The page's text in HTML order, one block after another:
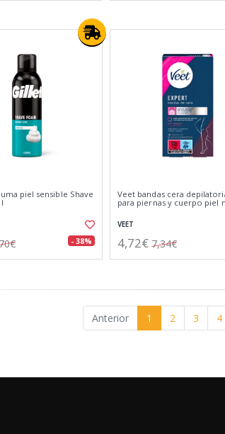
piel sensible Shave
- 38%
Veet bandas cera
para piernas y cuerpo piel
VEET
4,72€ 7,34€
Anterior 1 2 3 4